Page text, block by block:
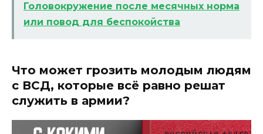
Головокружение после месячных норма
или повод для беспокойства
Что может грозить молодым людям
с ВСД, которые всё равно решат
служить в армии?